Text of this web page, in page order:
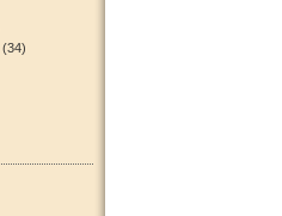
(34)